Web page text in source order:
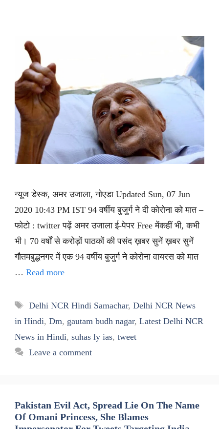
न्यूज डेस्क, अमर उजाला, नोएडा Updated Sun, 07 Jun
2020 10:43 PM IST 94 वर्षीय बुजुर्ग ने दी कोरोना को मात –
फोटो : twitter पढ़ें अमर उजाला ई-पेपर Free मेंकहीं भी, कभी
भी। 70 वर्षों से करोड़ों पाठकों की पसंद ख़बर सुनें ख़बर सुनें
गौतमबुद्धनगर में एक 94 वर्षीय बुजुर्ग ने कोरोना वायरस को मात
… Read more
Tags
Delhi NCR Hindi Samachar, Delhi NCR News
in Hindi, Dm, gautam budh nagar, Latest Delhi NCR
News in Hindi, suhas ly ias, tweet
Leave a comment
Pakistan Evil Act, Spread Lie On The Name
Of Omani Princess, She Blames